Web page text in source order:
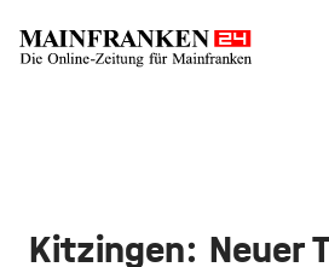
Kitzingen: Neuer